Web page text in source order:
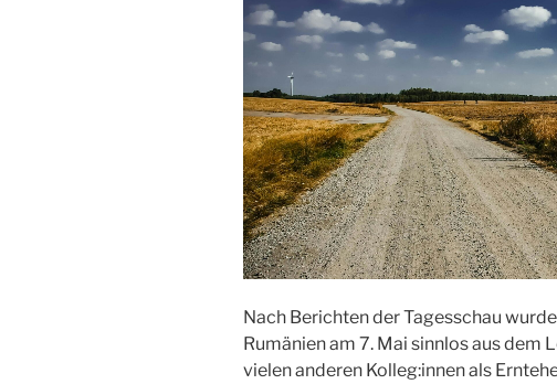
Landwirtschaft“
Nach Berichten der Tagesschau
Rumänien am 7. Mai sinnlos aus dem
vielen anderen Kolleg:innen als